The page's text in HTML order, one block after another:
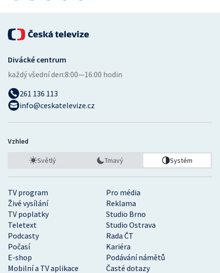
TV program
Pro média
Živé vysílání
Reklama
TV poplatky
Studio Brno
Teletext
Studio Ostrava
Podcasty
Rada ČT
Počasí
Kariéra
E-shop
Podávání námětů
Mobilní a TV aplikace
Časté dotazy
Divácké centrum
každý všední den:8:00—16:00 hodin
261 136 113
info@ceskatelevize.cz
Vzhled
Světlý Tmavý Systém